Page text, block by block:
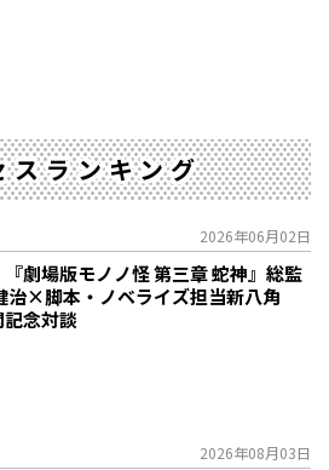
スランキング
2026年06月02日
『劇場版モノノ怪 第三章 蛇神』総監
治×脚本・ノベライズ担当新八角
念対談
2026年08月03日